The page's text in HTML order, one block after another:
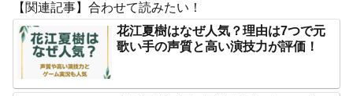
【関連記事】合わせて読みたい！
花江夏樹はなぜ人気？理由は7つで元
歌い手の声質と高い演技力が評価！